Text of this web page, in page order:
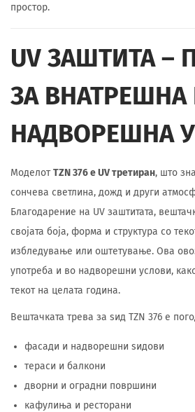
простор.
UV ЗАШТИТА –
ЗА ВНАТРЕШНА
НАДВОРЕШНА
МоделотTZN 376 е UV третиран, што
сончева светлина, дожд и други
Благодарение на UV заштитата,
својата боја, форма и структура со
избледување или оштетување. Ова
употреба и во надворешни услови,
текот на целата година.
Вештачката трева за ѕид TZN 376 е
фасади и надворешни ѕидови
тераси и балкони
дворни и оградни површини
кафулиња и ресторани